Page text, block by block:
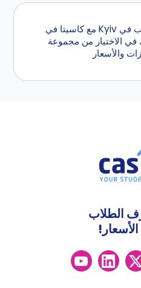
إبحث عن أفضل سكن طلاب في Kyiv مع كاسيتا في
في الاختيار من مجموعة
والأسعار
الطلاب